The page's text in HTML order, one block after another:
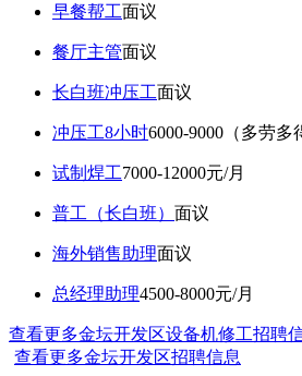
早餐帮工面议
餐厅主管面议
长白班冲压工面议
冲压工8小时6000-9000（多劳多
试制焊工7000-12000元/月
普工（长白班） 面议
海外销售助理面议
总经理助理4500-8000元/月
查看更多金坛开发区设备机修工招聘
查看更多金坛开发区招聘信息